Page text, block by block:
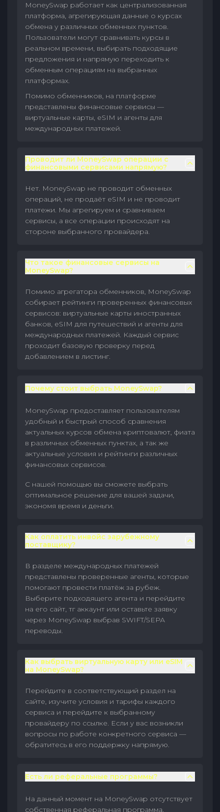
MoneySwap работает как централизованная
платформа, агрегирующая данные о курсах
обмена у различных обменных пунктов.
Пользователи могут сравнивать курсы в
реальном времени, выбирать подходящие
предложения и напрямую переходить к
обменным операциям на выбранных
платформах.
Помимо обменников, на платформе
представлены финансовые сервисы —
виртуальные карты, eSIM и агенты для
международных платежей.
Проводит ли MoneySwap операции с
финансовыми сервисами напрямую?
Нет. MoneySwap не проводит обменных
операций, не продаёт eSIM и не проводит
платежи. Мы агрегируем и сравниваем
сервисы, а все операции происходят на
стороне выбранного провайдера.
Что такое финансовые сервисы на
MoneySwap?
Помимо агрегатора обменников, MoneySwap
собирает рейтинги проверенных финансовых
сервисов: виртуальные карты иностранных
банков, eSIM для путешествий и агенты для
международных платежей. Каждый сервис
проходит базовую проверку перед
добавлением в листинг.
Почему стоит выбрать MoneySwap?
MoneySwap предоставляет пользователям
удобный и быстрый способ сравнения
актуальных курсов обмена криптовалют, фиата
в различных обменных пунктах, а так же
актуальные условия и рейтинги различных
финансовых сервисов.
С нашей помощью вы сможете выбрать
оптимальное решение для вашей задачи,
экономя время и деньги.
Как оплатить инвойс зарубежному
поставщику?
В разделе международных платежей
представлены проверенные агенты, которые
помогают провести платёж за рубеж.
Выберите подходящего агента и перейдите
на его сайт, тг аккаунт или оставьте заявку
через MoneySwap выбрав SWIFT/SEPA
переводы.
Как выбрать виртуальную карту или eSIM
на MoneySwap?
Перейдите в соответствующий раздел на
сайте, изучите условия и тарифы каждого
сервиса и перейдите к выбранному
провайдеру по ссылке. Если у вас возникли
вопросы по работе конкретного сервиса —
обратитесь в его поддержку напрямую.
Есть ли реферальные программы?
На данный момент на MoneySwap отсутствует
собственная реферальная программа.